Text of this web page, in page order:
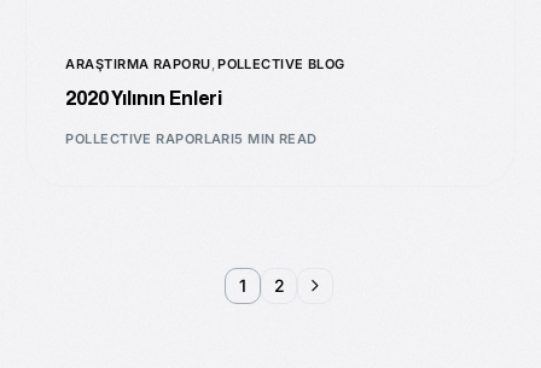
ARAŞTIRMA RAPORU,POLLECTIVE BLOG
2020 Yılının Enleri
POLLECTIVE RAPORLARI5 MIN READ
1 2